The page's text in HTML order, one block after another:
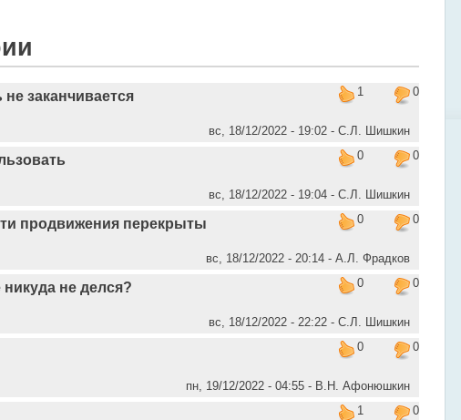
1 0
заканчивается
вс, 18/12/2022 - 19:02 - С.Л. Шишкин
0
0
вс, 18/12/2022 - 19:04 - С.Л. Шишкин
0
0
продвижения перекрыты
вс, 18/12/2022 - 20:14 - А.Л. Фрадков
0
0
не делся?
вс, 18/12/2022 - 22:22 - С.Л. Шишкин
0
0
пн, 19/12/2022 - 04:55 - В.Н. Афонюшкин
1
0